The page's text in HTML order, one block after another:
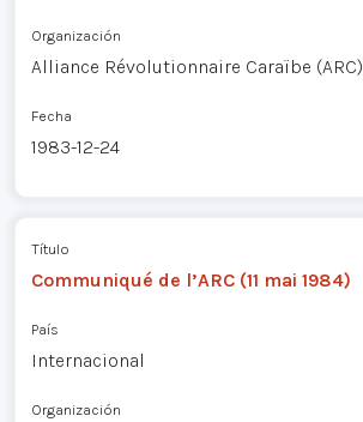
Organización
Alliance Révolutionnaire Caraïbe (ARC)
Fecha
1983-12-24
Título
Communiqué de l’ARC (11 mai 1984)
País
Internacional
Organización